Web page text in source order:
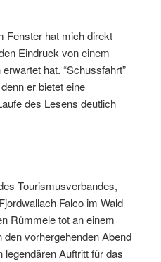
Fenster hat mich direkt
Eindruck von einem
hat. “Schussfahrt”
er bietet eine
des Lesens deutlich
Tourismusverbandes,
Falco im Wald
Rümmele tot an einem
vorhergehenden Abend
Auftritt für das